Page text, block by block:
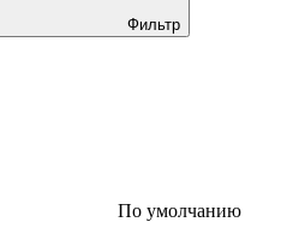
Фильтр
По умолчанию